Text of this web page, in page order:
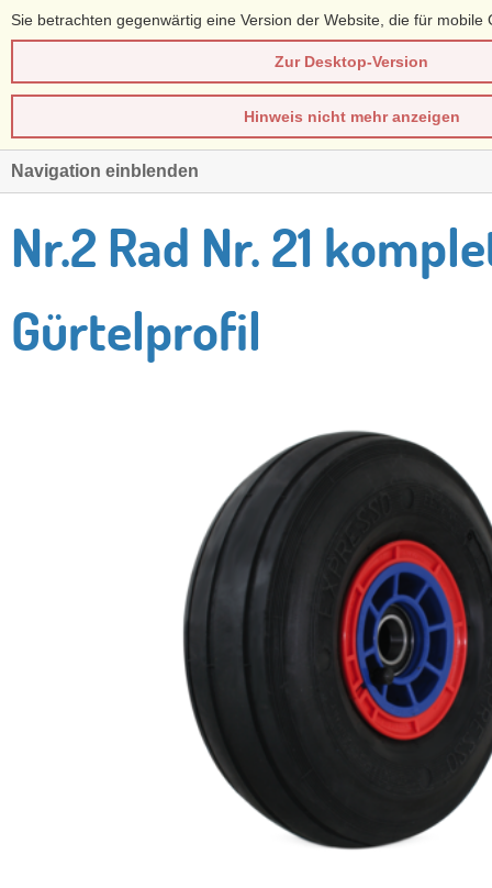
Sie betrachten gegenwärtig eine Version der Website, die für mobile
Zur Desktop-Version
Hinweis nicht mehr anzeigen
Navigation einblenden
Nr.2 Rad Nr. 21
Gürtelprofil